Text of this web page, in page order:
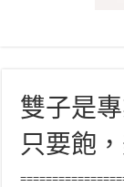
雙子是
只要飽